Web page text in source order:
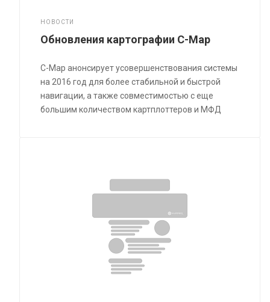
НОВОСТИ
Обновления картографии C-Map
C-Map анонсирует усовершенствования системы
на 2016 год для более стабильной и быстрой
навигации, а также совместимостью с еще
большим количеством картплоттеров и МФД